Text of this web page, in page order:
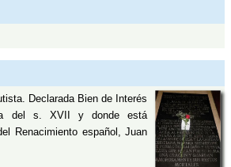
Declarada Bien de Interés
del s. XVII y donde está
Renacimiento español, Juan